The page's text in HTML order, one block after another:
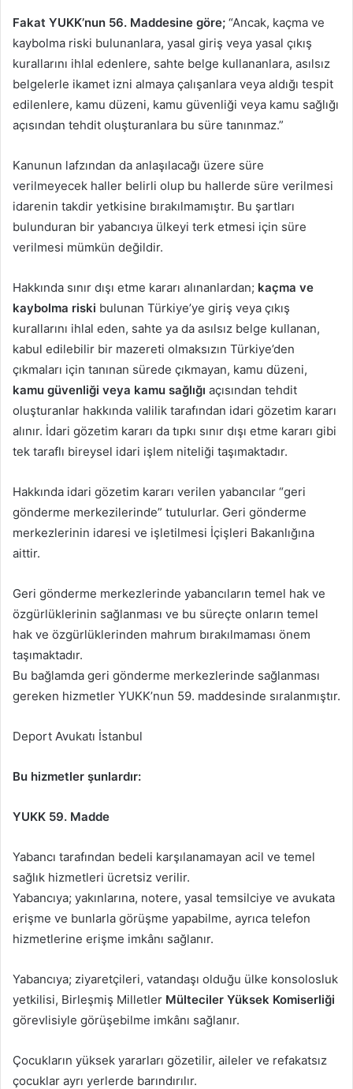
Fakat YUKK’nun 56. Maddesine göre; “Ancak, kaçma ve
kaybolma riski bulunanlara, yasal giriş veya yasal çıkış
kurallarını ihlal edenlere, sahte belge kullananlara, asılsız
belgelerle ikamet izni almaya çalışanlara veya aldığı tespit
edilenlere, kamu düzeni, kamu güvenliği veya kamu sağlığı
açısından tehdit oluşturanlara bu süre tanınmaz.”
Kanunun lafzından da anlaşılacağı üzere süre
verilmeyecek haller belirli olup bu hallerde süre verilmesi
idarenin takdir yetkisine bırakılmamıştır. Bu şartları
bulunduran bir yabancıya ülkeyi terk etmesi için süre
verilmesi mümkün değildir.
Hakkında sınır dışı etme kararı alınanlardan; kaçma ve
kaybolma riski bulunan Türkiye’ye giriş veya çıkış
kurallarını ihlal eden, sahte ya da asılsız belge kullanan,
kabul edilebilir bir mazereti olmaksızın Türkiye’den
çıkmaları için tanınan sürede çıkmayan, kamu düzeni,
kamu güvenliği veya kamu sağlığı açısından tehdit
oluşturanlar hakkında valilik tarafından idari gözetim kararı
alınır. İdari gözetim kararı da tıpkı sınır dışı etme kararı gibi
tek taraflı bireysel idari işlem niteliği taşımaktadır.
Hakkında idari gözetim kararı verilen yabancılar “geri
gönderme merkezilerinde” tutulurlar. Geri gönderme
merkezlerinin idaresi ve işletilmesi İçişleri Bakanlığına
aittir.
Geri gönderme merkezlerinde yabancıların temel hak ve
özgürlüklerinin sağlanması ve bu süreçte onların temel
hak ve özgürlüklerinden mahrum bırakılmaması önem
taşımaktadır.
Bu bağlamda geri gönderme merkezlerinde sağlanması
gereken hizmetler YUKK’nun 59. maddesinde sıralanmıştır.
Deport Avukatı İstanbul
Bu hizmetler şunlardır:
YUKK 59. Madde
Yabancı tarafından bedeli karşılanamayan acil ve temel
sağlık hizmetleri ücretsiz verilir.
Yabancıya; yakınlarına, notere, yasal temsilciye ve avukata
erişme ve bunlarla görüşme yapabilme, ayrıca telefon
hizmetlerine erişme imkânı sağlanır.
Yabancıya; ziyaretçileri, vatandaşı olduğu ülke konsolosluk
yetkilisi, Birleşmiş Milletler Mülteciler Yüksek Komiserliği
görevlisiyle görüşebilme imkânı sağlanır.
Çocukların yüksek yararları gözetilir, aileler ve refakatsız
çocuklar ayrı yerlerde barındırılır.